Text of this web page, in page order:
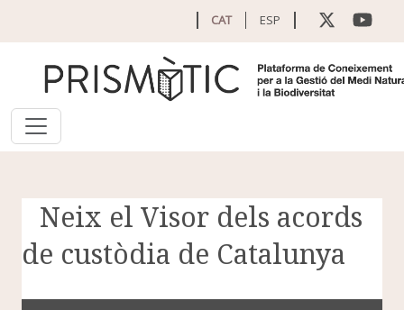
CAT ESP
Neix el Visor dels acords
de custòdia de Catalunya